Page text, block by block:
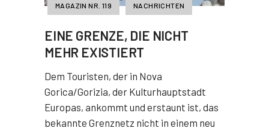
MAGAZIN NR. 119 NACHRICHTEN
EINE GRENZE, DIE NICHT
MEHR EXISTIERT
Dem Touristen, der in Nova
Gorica/Gorizia, der Kulturhauptstadt
Europas, ankommt und erstaunt ist, das
bekannte Grenznetz nicht in einem neu